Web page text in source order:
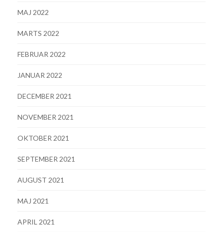
MAJ 2022
MARTS 2022
FEBRUAR 2022
JANUAR 2022
DECEMBER 2021
NOVEMBER 2021
OKTOBER 2021
SEPTEMBER 2021
AUGUST 2021
MAJ 2021
APRIL 2021